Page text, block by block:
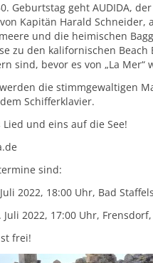
Geburtstag geht AUDIDA,
Kapitän Harald
und die heimischen
zu den kalifornischen
sind, bevor es von „La Mer“
die stimmgewaltigen
Schifferklavier.
Lied und eins auf die See!
sind:
2022, 18:00 Uhr, Bad
Juli 2022, 17:00 Uhr,
frei!